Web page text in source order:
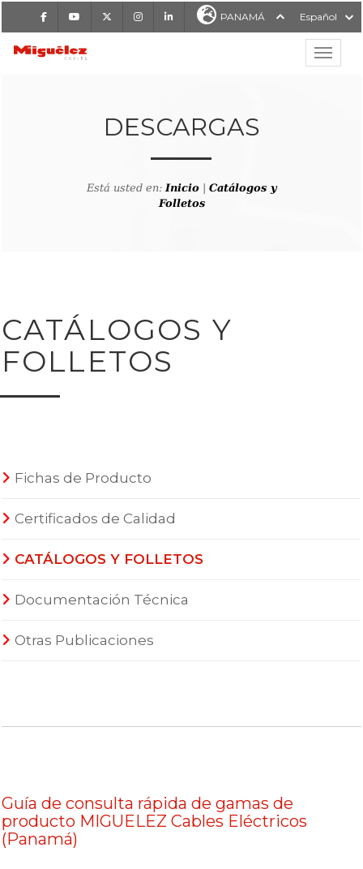
FacebookYoutube InstagramLinkedIn PANAMÁ Español
MIGUÉLEZ CABLES
DESCARGAS
Está usted en:Inicio| Catálogos y
Folletos
CATÁLOGOS Y
FOLLETOS
Fichas de Producto
Certificados de Calidad
CATÁLOGOS Y FOLLETOS
Documentación Técnica
Otras Publicaciones
Guía de consulta rápida de gamas de
producto MIGUELEZ Cables Eléctricos
(Panamá)